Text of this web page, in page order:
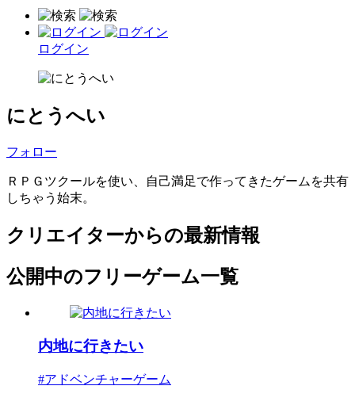
ログイン
にとうへい
フォロー
ＲＰＧツクールを使い、自己満足で作ってきたゲームを共有
しちゃう始末。
クリエイターからの最新情報
公開中のフリーゲーム一覧
内地に行きたい
#アドベンチャーゲーム